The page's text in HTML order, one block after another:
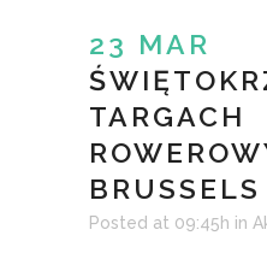
23 MAR
TARGACH
Posted at 09:45h in